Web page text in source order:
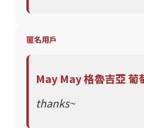
匿名用戶
May May 格魯吉亞 葡
thanks~